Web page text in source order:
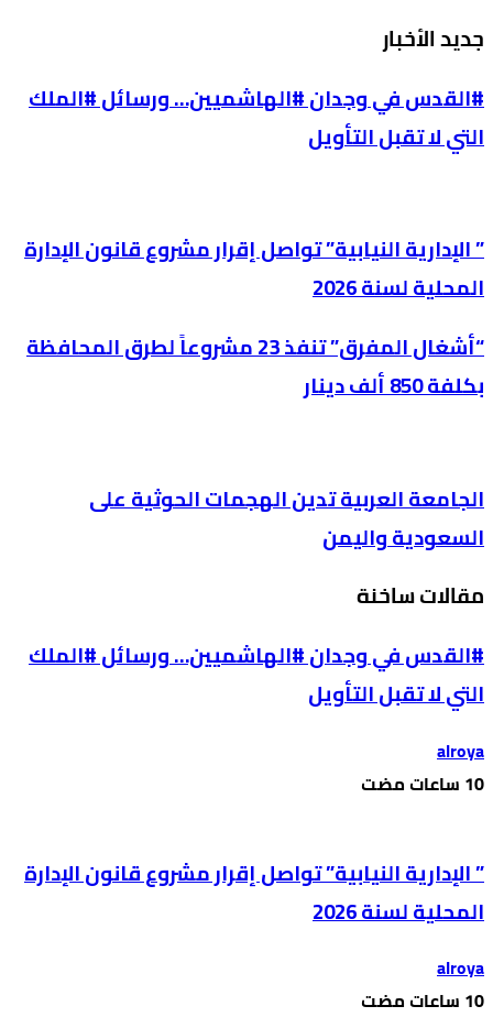
جديد الأخبار
#القدس في وجدان #الهاشميين… ورسائل #الملك
التي لا تقبل التأويل
” الإدارية النيابية” تواصل إقرار مشروع قانون الإدارة
المحلية لسنة 2026
“أشغال المفرق” تنفذ 23 مشروعاً لطرق المحافظة
بكلفة 850 ألف دينار
الجامعة العربية تدين الهجمات الحوثية على
السعودية واليمن
مقالات ساخنة
#القدس في وجدان #الهاشميين… ورسائل #الملك
التي لا تقبل التأويل
alroya
” الإدارية النيابية” تواصل إقرار مشروع قانون الإدارة
المحلية لسنة 2026
alroya